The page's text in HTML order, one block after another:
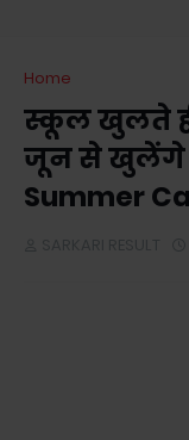
Home
स्कूल खुलते
जून से खुलेंगे
Summer